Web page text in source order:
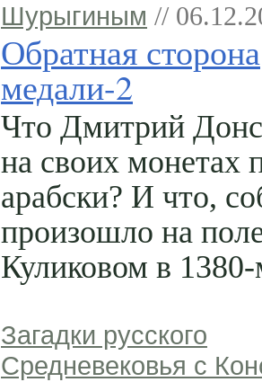
Шурыгиным //
Обратная сторона
медали-2
Что Дмитрий
на своих монетах
арабски? И что,
произошло на
Куликовом в
Загадки русского
Средневековья с